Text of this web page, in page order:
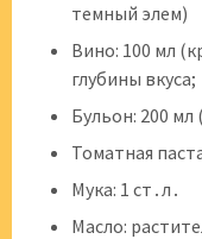
темный элем)
Вино: 100 мл
глубины вкуса;
Бульон: 200
Томатная
Мука: 1 ст․л․
Масло: